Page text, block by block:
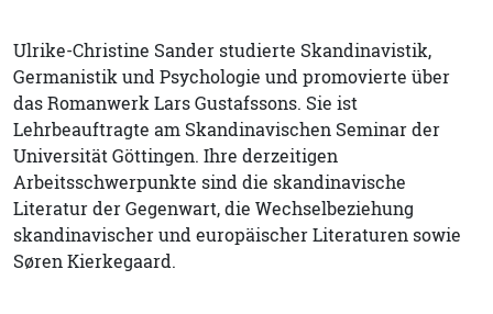
Ulrike-Christine Sander studierte Skandinavistik,
Germanistik und Psychologie und promovierte über
das Romanwerk Lars Gustafssons. Sie ist
Lehrbeauftragte am Skandinavischen Seminar der
Universität Göttingen. Ihre derzeitigen
Arbeitsschwerpunkte sind die skandinavische
Literatur der Gegenwart, die Wechselbeziehung
skandinavischer und europäischer Literaturen sowie
Søren Kierkegaard.